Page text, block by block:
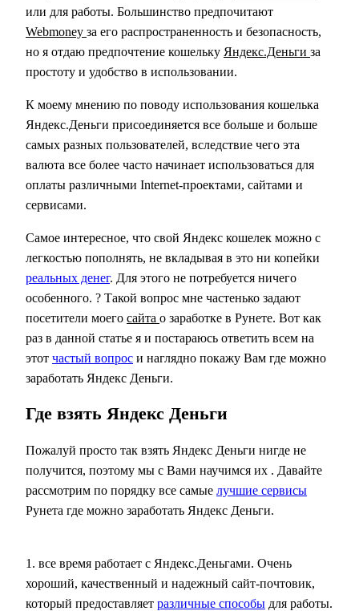
или для работы. Большинство предпочитают
Webmoney за его распространенность и безопасность,
но я отдаю предпочтение кошельку Яндекс.Деньги за
простоту и удобство в использовании.
К моему мнению по поводу использования кошелька
Яндекс.Деньги присоединяется все больше и больше
самых разных пользователей, вследствие чего эта
валюта все более часто начинает использоваться для
оплаты различными Internet-проектами, сайтами и
сервисами.
Самое интересное, что свой Яндекс кошелек можно с
легкостью пополнять, не вкладывая в это ни копейки
реальных денег. Для этого не потребуется ничего
особенного. ? Такой вопрос мне частенько задают
посетители моего сайта о заработке в Рунете. Вот как
раз в данной статье я и постараюсь ответить всем на
этот частый вопрос и наглядно покажу Вам где можно
заработать Яндекс Деньги.
Где взять Яндекс Деньги
Пожалуй просто так взять Яндекс Деньги нигде не
получится, поэтому мы с Вами научимся их . Давайте
рассмотрим по порядку все самые лучшие сервисы
Рунета где можно заработать Яндекс Деньги.
1. все время работает с Яндекс.Деньгами. Очень
хороший, качественный и надежный сайт-почтовик,
который предоставляет различные способы для работы.